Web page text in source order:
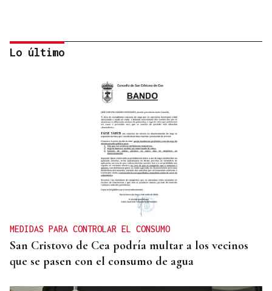
Título de dobles para las hermanas Jorge en el
Cidade de Ourense sin necesidad de final
Lo último
MEDIDAS PARA CONTROLAR EL CONSUMO
San Cristovo de Cea podría multar a los vecinos
que se pasen con el consumo de agua